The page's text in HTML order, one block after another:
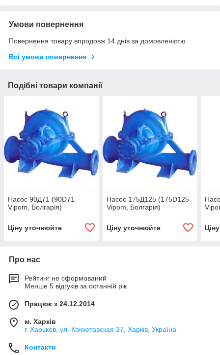
Умови повернення
Повернення товару впродовж 14 днів за домовленістю
Всі умови повернення
Подібні товари компанії
Насос 90Д71 (90D71
Vipom, Болгарія)
Ціну уточнюйте
Насос 175Д125 (175D125
Vipom, Болгарія)
Ціну уточнюйте
Про нас
Рейтинг не сформований
Менше 5 відгуків за останній рік
Працює з 24.12.2014
м. Харків
г. Харьков, ул. Кокчетавская 37, Харків, Україна
Контакти